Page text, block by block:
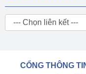
CỔNG THÔNG